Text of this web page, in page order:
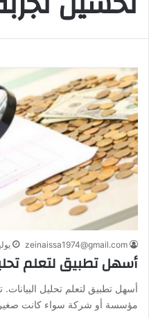
zeinaissa1974@gmail.com يوليو
أسهل تطبيق لتعلم
أسهل تطبيق لتعلم تحليل البيانات.
مؤسسة أو شركة سواء كانت